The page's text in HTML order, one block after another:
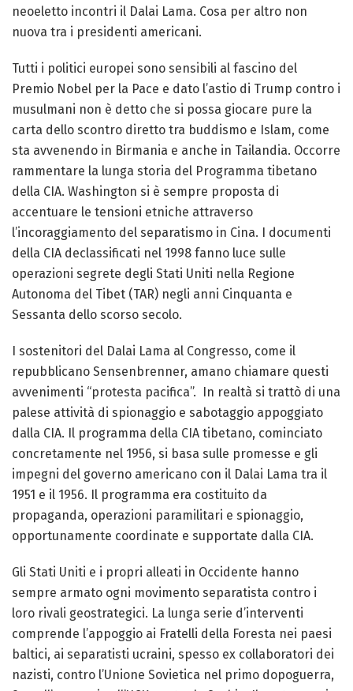
neoeletto incontri il Dalai Lama. Cosa per altro non
nuova tra i presidenti americani.
Tutti i politici europei sono sensibili al fascino del
Premio Nobel per la Pace e dato l’astio di Trump contro i
musulmani non è detto che si possa giocare pure la
carta dello scontro diretto tra buddismo e Islam, come
sta avvenendo in Birmania e anche in Tailandia. Occorre
rammentare la lunga storia del Programma tibetano
della CIA. Washington si è sempre proposta di
accentuare le tensioni etniche attraverso
l’incoraggiamento del separatismo in Cina. I documenti
della CIA declassificati nel 1998 fanno luce sulle
operazioni segrete degli Stati Uniti nella Regione
Autonoma del Tibet (TAR) negli anni Cinquanta e
Sessanta dello scorso secolo.
I sostenitori del Dalai Lama al Congresso, come il
repubblicano Sensenbrenner, amano chiamare questi
avvenimenti “protesta pacifica”. In realtà si trattò di una
palese attività di spionaggio e sabotaggio appoggiato
dalla CIA. Il programma della CIA tibetano, cominciato
concretamente nel 1956, si basa sulle promesse e gli
impegni del governo americano con il Dalai Lama tra il
1951 e il 1956. Il programma era costituito da
propaganda, operazioni paramilitari e spionaggio,
opportunamente coordinate e supportate dalla CIA.
Gli Stati Uniti e i propri alleati in Occidente hanno
sempre armato ogni movimento separatista contro i
loro rivali geostrategici. La lunga serie d’interventi
comprende l’appoggio ai Fratelli della Foresta nei paesi
baltici, ai separatisti ucraini, spesso ex collaboratori dei
nazisti, contro l’Unione Sovietica nel primo dopoguerra,